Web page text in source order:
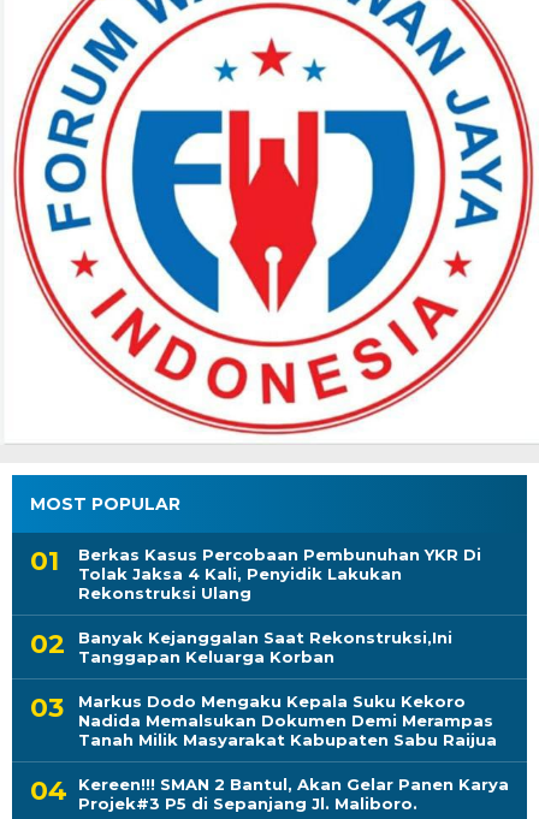
MOST POPULAR
Berkas Kasus Percobaan Pembunuhan YKR Di
Tolak Jaksa 4 Kali, Penyidik Lakukan
Rekonstruksi Ulang
Banyak Kejanggalan Saat Rekonstruksi,Ini
Tanggapan Keluarga Korban
Markus Dodo Mengaku Kepala Suku Kekoro
Nadida Memalsukan Dokumen Demi Merampas
Tanah Milik Masyarakat Kabupaten Sabu Raijua
Kereen!!! SMAN 2 Bantul, Akan Gelar Panen Karya
Projek#3 P5 di Sepanjang Jl. Maliboro.